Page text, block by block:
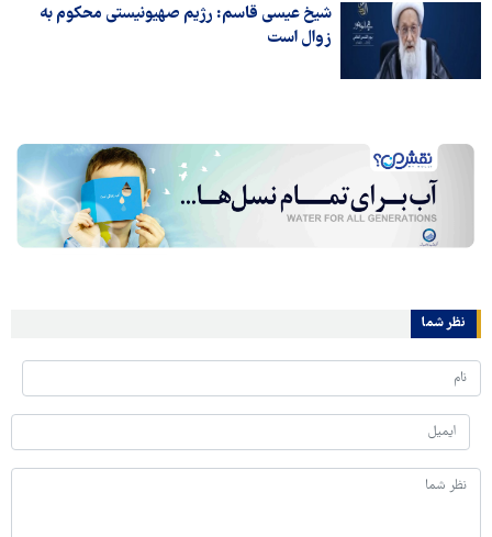
شیخ عیسی قاسم: رژیم صهیونیستی محکوم به
زوال است
نظر شما